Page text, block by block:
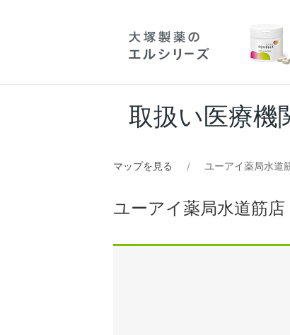
取扱い医療機
マップを見る ユーアイ薬局水道
ユーアイ薬局水道筋店